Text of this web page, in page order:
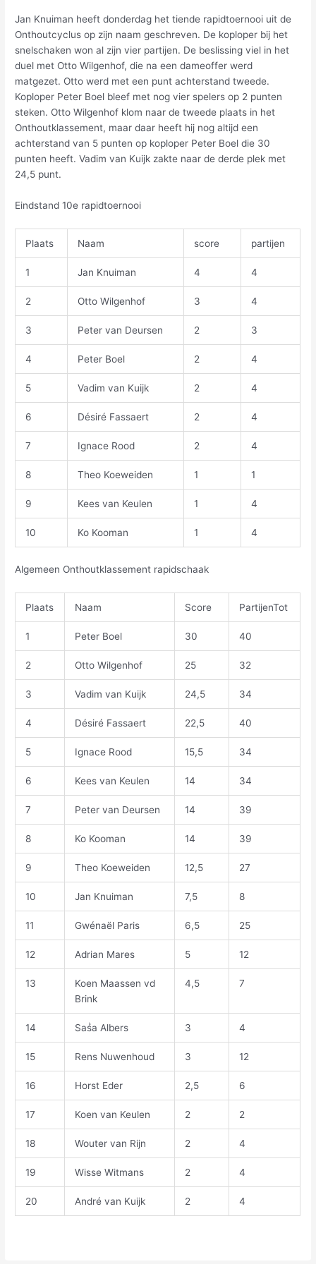
Jan Knuiman heeft donderdag het tiende rapidtoernooi uit de
Onthoutcyclus op zijn naam geschreven. De koploper bij het
snelschaken won al zijn vier partijen. De beslissing viel in het
duel met Otto Wilgenhof, die na een dameoffer werd
matgezet. Otto werd met een punt achterstand tweede.
Koploper Peter Boel bleef met nog vier spelers op 2 punten
steken. Otto Wilgenhof klom naar de tweede plaats in het
Onthoutklassement, maar daar heeft hij nog altijd een
achterstand van 5 punten op koploper Peter Boel die 30
punten heeft. Vadim van Kuijk zakte naar de derde plek met
24,5 punt.
Eindstand 10e rapidtoernooi
Plaats Naam score partijen
1 Jan Knuiman 4 4
2 Otto Wilgenhof 3 4
3 Peter van Deursen 2 3
4 Peter Boel 2 4
5 Vadim van Kuijk 2 4
6 Désiré Fassaert 2 4
7 Ignace Rood 2 4
8 Theo Koeweiden 1 1
9 Kees van Keulen 1 4
10 Ko Kooman 1 4
Algemeen Onthoutklassement rapidschaak
Plaats Naam Score PartijenTot
1 Peter Boel 30 40
2 Otto Wilgenhof 25 32
3 Vadim van Kuijk 24,5 34
4 Désiré Fassaert 22,5 40
5 Ignace Rood 15,5 34
6 Kees van Keulen 14 34
7 Peter van Deursen 14 39
8 Ko Kooman 14 39
9 Theo Koeweiden 12,5 27
10 Jan Knuiman 7,5 8
11 Gwénaël Paris 6,5 25
12 Adrian Mares 5 12
13
Koen Maassen vd
Brink
4,5 7
14 Saṥa Albers 3 4
15 Rens Nuwenhoud 3 12
16 Horst Eder 2,5 6
17 Koen van Keulen 2 2
18 Wouter van Rijn 2 4
19 Wisse Witmans 2 4
20 André van Kuijk 2 4